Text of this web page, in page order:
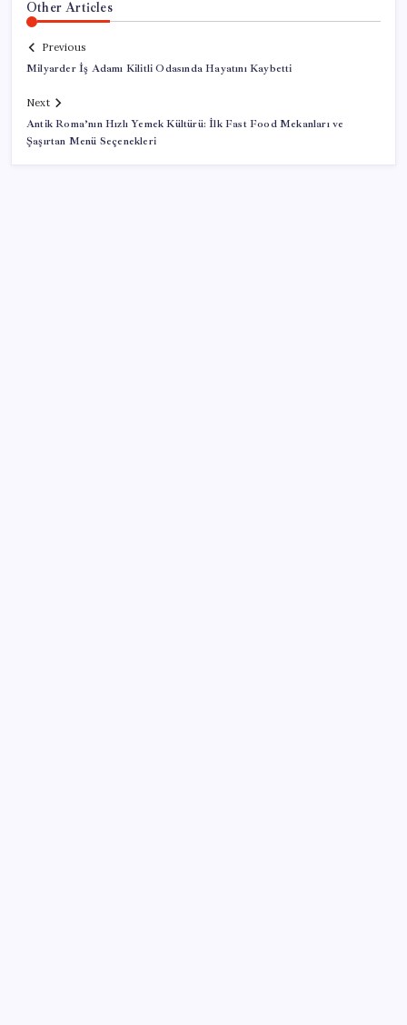
Other Articles
Previous
Milyarder İş Adamı Kilitli Odasında Hayatını Kaybetti
Next
Antik Roma’nın Hızlı Yemek Kültürü: İlk Fast Food Mekanları ve
Şaşırtan Menü Seçenekleri